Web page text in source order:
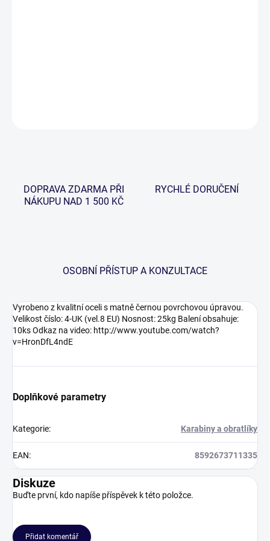
DOPRAVA ZDARMA PŘI
NÁKUPU NAD 1 500 KČ
RYCHLÉ DORUČENÍ
OSOBNÍ PŘÍSTUP A KONZULTACE
Vyrobeno z kvalitní oceli s matně černou povrchovou úpravou.
Velikost číslo: 4-UK (vel.8 EU) Nosnost: 25kg Balení obsahuje:
10ks Odkaz na video: http://www.youtube.com/watch?
v=HronDfL4ndE
Doplňkové parametry
Kategorie: Karabiny a obratlíky
EAN: 8592673711335
Diskuze
Buďte první, kdo napíše příspěvek k této položce.
Přidat komentář